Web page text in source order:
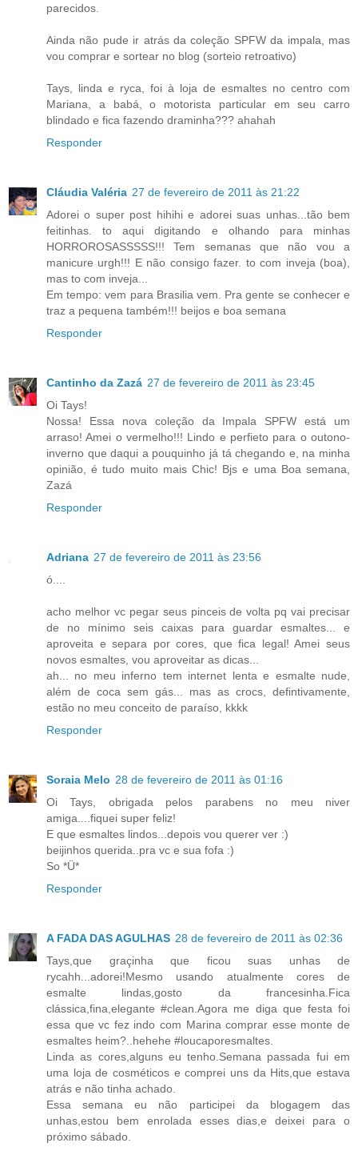
parecidos.
Ainda não pude ir atrás da coleção SPFW da impala, mas
vou comprar e sortear no blog (sorteio retroativo)
Tays, linda e ryca, foi à loja de esmaltes no centro com
Mariana, a babá, o motorista particular em seu carro
blindado e fica fazendo draminha??? ahahah
Responder
Cláudia Valéria 27 de fevereiro de 2011 às 21:22
Adorei o super post hihihi e adorei suas unhas...tão bem
feitinhas. to aqui digitando e olhando para minhas
HORROROSASSSSS!!! Tem semanas que não vou a
manicure urgh!!! E não consigo fazer. to com inveja (boa),
mas to com inveja...
Em tempo: vem para Brasilia vem. Pra gente se conhecer e
traz a pequena também!!! beijos e boa semana
Responder
Cantinho da Zazá 27 de fevereiro de 2011 às 23:45
Oi Tays!
Nossa! Essa nova coleção da Impala SPFW está um
arraso! Amei o vermelho!!! Lindo e perfieto para o outono-
inverno que daqui a pouquinho já tá chegando e, na minha
opinião, é tudo muito mais Chic! Bjs e uma Boa semana,
Zazá
Responder
Adriana 27 de fevereiro de 2011 às 23:56
ó....
acho melhor vc pegar seus pinceis de volta pq vai precisar
de no mínimo seis caixas para guardar esmaltes... e
aproveita e separa por cores, que fica legal! Amei seus
novos esmaltes, vou aproveitar as dicas...
ah... no meu inferno tem internet lenta e esmalte nude,
além de coca sem gás... mas as crocs, defintivamente,
estão no meu conceito de paraíso, kkkk
Responder
Soraia Melo 28 de fevereiro de 2011 às 01:16
Oi Tays, obrigada pelos parabens no meu niver
amiga....fiquei super feliz!
E que esmaltes lindos...depois vou querer ver :)
beijinhos querida..pra vc e sua fofa :)
So *Ü*
Responder
A FADA DAS AGULHAS 28 de fevereiro de 2011 às 02:36
Tays,que graçinha que ficou suas unhas de
rycahh...adorei!Mesmo usando atualmente cores de
esmalte lindas,gosto da francesinha.Fica
clássica,fina,elegante #clean.Agora me diga que festa foi
essa que vc fez indo com Marina comprar esse monte de
esmaltes heim?..hehehe #loucaporesmaltes.
Linda as cores,alguns eu tenho.Semana passada fui em
uma loja de cosméticos e comprei uns da Hits,que estava
atrás e não tinha achado.
Essa semana eu não participei da blogagem das
unhas,estou bem enrolada esses dias,e deixei para o
próximo sábado.